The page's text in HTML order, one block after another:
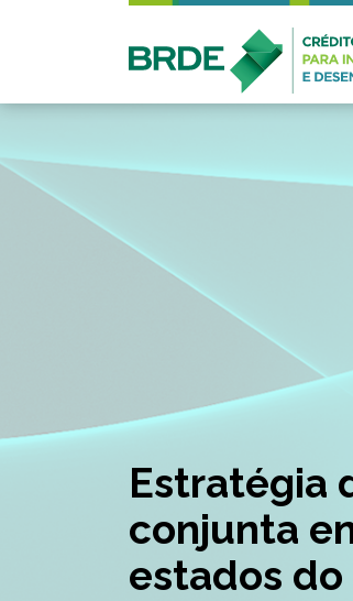
Estratégia
conjunta
estados